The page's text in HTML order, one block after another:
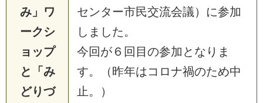
み」ワ
ークシ
ョップ
と「み
どりづ
センター市民交流会議） に参加
し ま した。
今回が ６ 回 目 の参加 と な り ま
す。 （昨年は コ ロナ禍のため中
止。 ）